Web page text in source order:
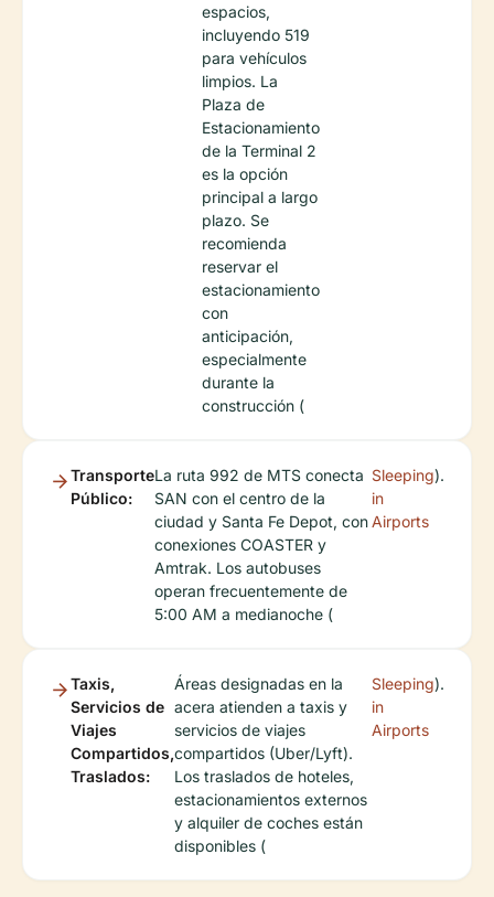
espacios,
incluyendo 519
para vehículos
limpios. La
Plaza de
Estacionamiento
de la Terminal 2
es la opción
principal a largo
plazo. Se
recomienda
reservar el
estacionamiento
con
anticipación,
especialmente
durante la
construcción (
Transporte
Público:
La ruta 992 de MTS conecta
SAN con el centro de la
ciudad y Santa Fe Depot, con
conexiones COASTER y
Amtrak. Los autobuses
operan frecuentemente de
5:00 AM a medianoche (
Sleeping
in
Airports
).
Taxis,
Servicios de
Viajes
Compartidos,
Traslados:
Áreas designadas en la
acera atienden a taxis y
servicios de viajes
compartidos (Uber/Lyft).
Los traslados de hoteles,
estacionamientos externos
y alquiler de coches están
disponibles (
Sleeping
in
Airports
).